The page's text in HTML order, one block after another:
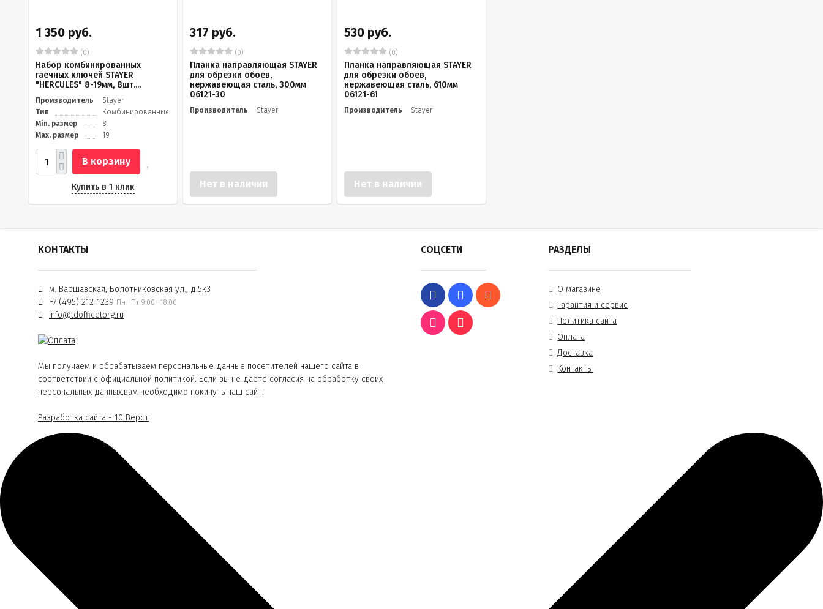
1 350 руб.
(0)
Набор комбинированных
гаечных ключей STAYER
"HERCULES" 8-19мм, 8шт....
Производитель
Stayer
Тип
Комбинированные
Min. размер
8
Max. размер
19
В корзину
Купить в 1 клик
317 руб.
(0)
Планка направляющая STAYER
для обрезки обоев,
нержавеющая сталь, 300мм
06121-30
Производитель Stayer
Нет в наличии
530 руб.
(0)
Планка направляющая STAYER
для обрезки обоев,
нержавеющая сталь, 610мм
06121-61
Производитель Stayer
Нет в наличии
КОНТАКТЫ
м. Варшавская, Болотниковская ул., д.5к3
+7 (495) 212-1239 Пн—Пт 9:00—18:00
info@tdofficetorg.ru
Мы получаем и обрабатываем персональные данные посетителей нашего сайта в
соответствии с официальной политикой. Если вы не даете согласия на обработку своих
персональных данных,вам необходимо покинуть наш сайт.
Разработка сайта - 10 Вёрст
СОЦСЕТИ РАЗДЕЛЫ
О магазине
Гарантия и сервис
Политика сайта
Оплата
Доставка
Контакты